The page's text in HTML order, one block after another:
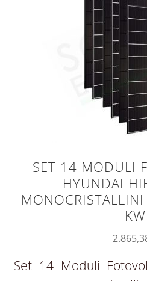
SET 14 MODULI
HYUNDAI
KW
Set 14 Moduli